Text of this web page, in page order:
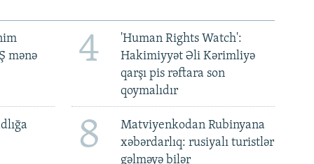
mənə
4
'Human Rights Watch':
Hakimiyyət Əli Kərimliyə
qarşı pis rəftara son
qoymalıdır
8
Matviyenkodan Rubinyana
xəbərdarlıq: rusiyalı turistlər
gəlməyə bilər